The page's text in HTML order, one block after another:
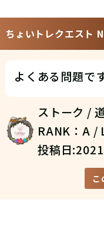
ちょいトレクエスト
よくある問題で
ストーク /
RANK：A /
投稿日
こ